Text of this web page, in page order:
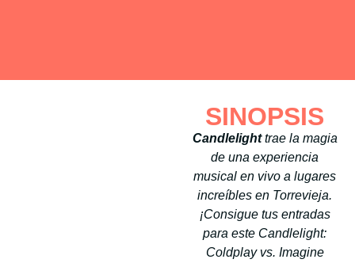
SINOPSIS
Candlelight trae la magia
de una experiencia
musical en vivo a lugares
increíbles en Torrevieja.
¡Consigue tus entradas
para este Candlelight:
Coldplay vs. Imagine